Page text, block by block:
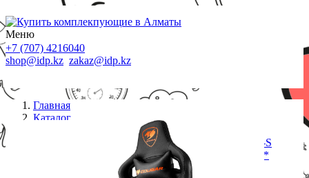
Меню
+7 (707) 4216040
shop@idp.kz zakaz@idp.kz
Главная
Каталог
Игровое компьютерное кресло, Cougar, ARMOR-S
Black, Искусственная кожа PU AIR, (Ш)50*(Г)55*
(В)128 (136) см, Чёрный